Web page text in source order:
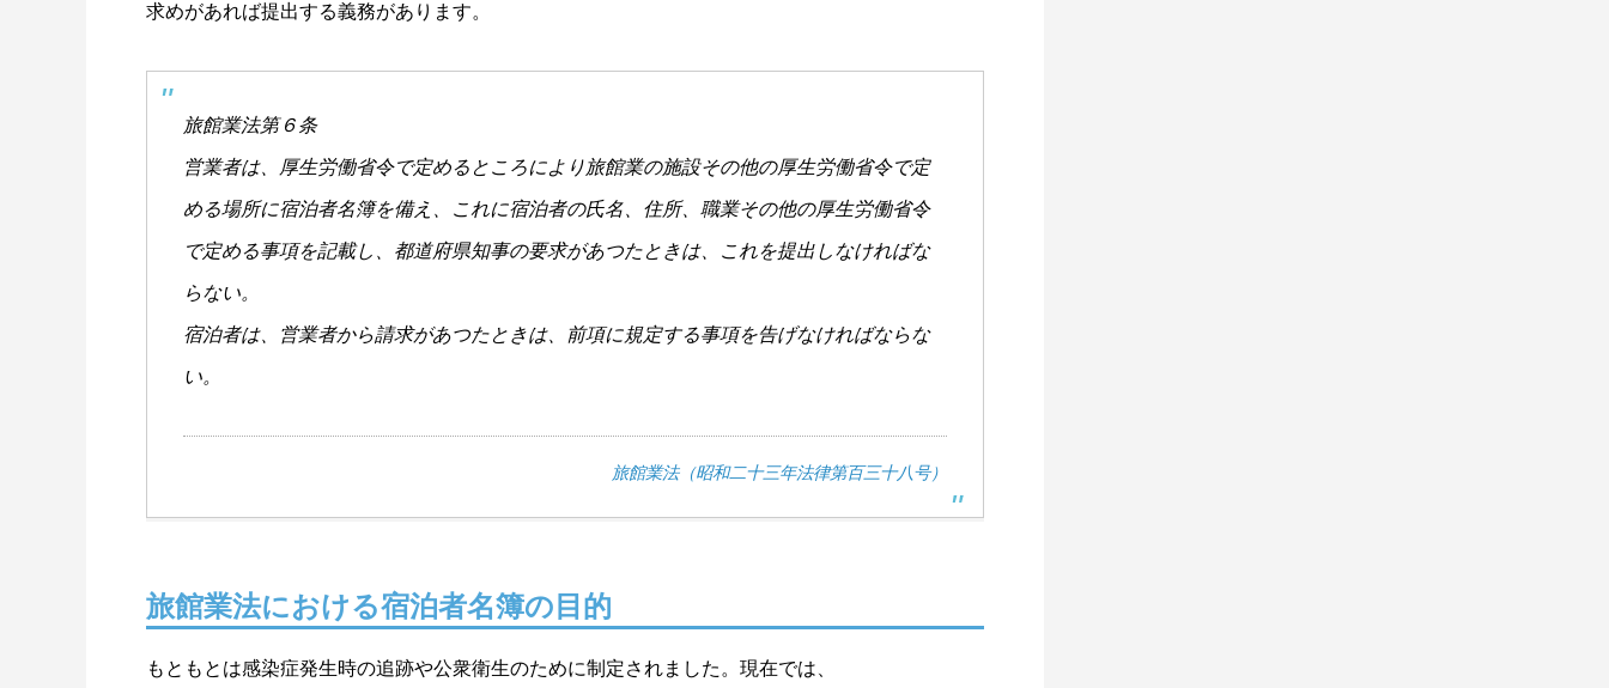
求めがあれば提出する義務があります。
旅館業法第６条
営業者は、厚生労働省令で定めるところにより旅館業の施設その他の厚生労働省令で定
める場所に宿泊者名簿を備え、これに宿泊者の氏名、住所、職業その他の厚生労働省令
で定める事項を記載し、都道府県知事の要求があつたときは、これを提出しなければな
らない。
宿泊者は、営業者から請求があつたときは、前項に規定する事項を告げなければならな
い。
旅館業法（昭和二十三年法律第百三十八号）
旅館業法における宿泊者名簿の目的
もともとは感染症発生時の追跡や公衆衛生のために制定されました。現在では、